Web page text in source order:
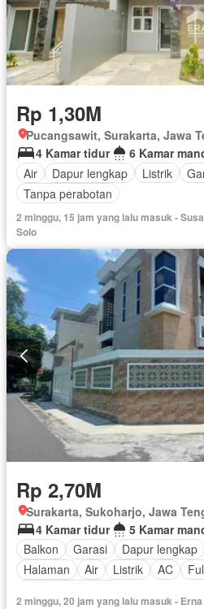
Rp 1,30M
Pucangsawit, Surakarta, Jawa
4 Kamar tidur
6 Kamar
Air
Dapur lengkap Listrik
Tanpa perabotan
2 minggu, 15 jam yang lalu masuk -
Solo
Rp 2,70M
Surakarta, Sukoharjo, Jawa
4 Kamar tidur
5 Kamar
Balkon
Garasi Dapur lengkap
Halaman
Air Listrik AC
2 minggu, 20 jam yang lalu masuk -